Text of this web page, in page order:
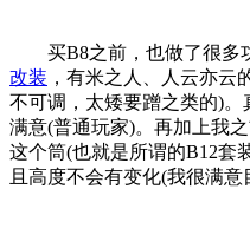
买B8之前，也做了很多
改装 ，有米之人、人云亦云
不可调，太矮要蹭之类的)
满意(普通玩家)。再加上我
这个筒(也就是所谓的B12套
且高度不会有变化(我很满意